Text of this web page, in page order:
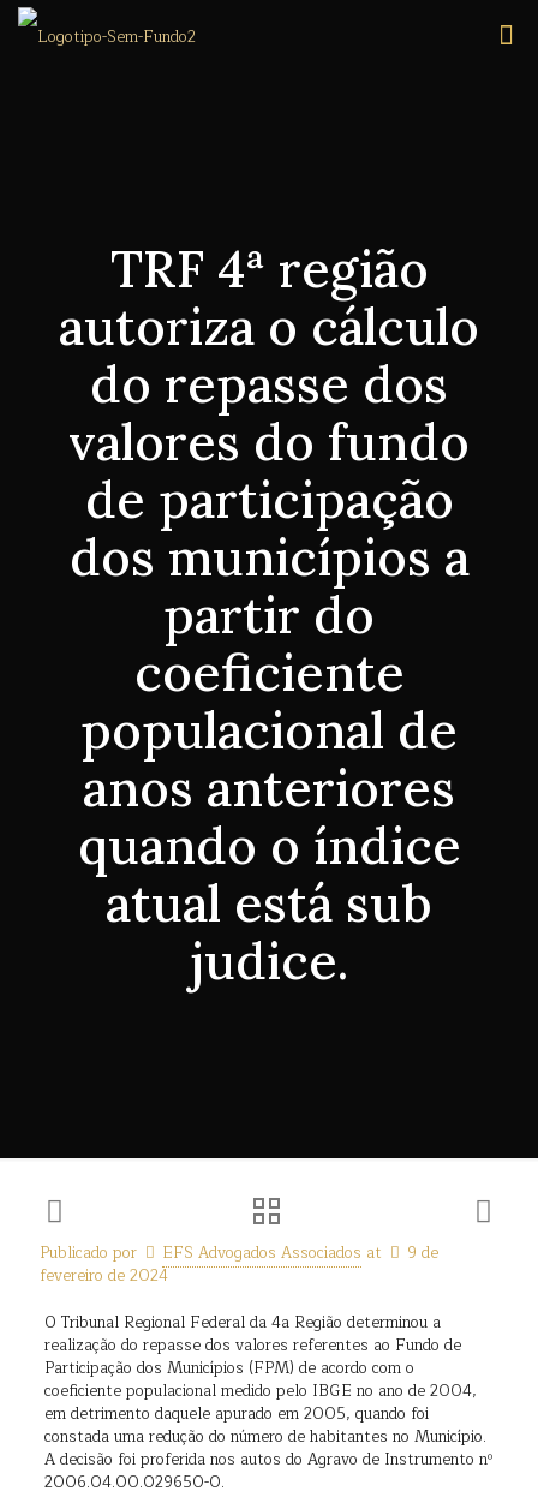
TRF 4ª região
autoriza o cálculo
do repasse dos
valores do fundo
de participação
dos municípios a
partir do
coeficiente
populacional de
anos anteriores
quando o índice
atual está sub
judice.
Publicado por EFS Advogados Associados at
9 de
fevereiro de 2024
O Tribunal Regional Federal da 4a Região determinou a
realização do repasse dos valores referentes ao Fundo de
Participação dos Municípios (FPM) de acordo com o
coeficiente populacional medido pelo IBGE no ano de 2004,
em detrimento daquele apurado em 2005, quando foi
constada uma redução do número de habitantes no Município.
A decisão foi proferida nos autos do Agravo de Instrumento nº
2006.04.00.029650-0.